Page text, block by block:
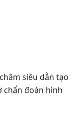
siêu dẫn tạo
đoán hình